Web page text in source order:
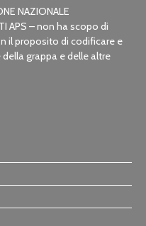
NAZIONALE
APS – non ha scopo di
il proposito di codificare e
grappa e delle altre